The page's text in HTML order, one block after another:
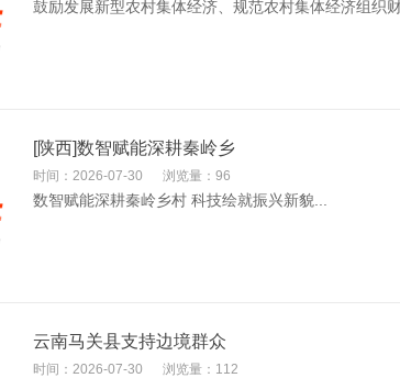
鼓励发展新型农村集体经济、规范农村集体经济组织
[陕西]数智赋能深耕秦岭乡
时间：2026-07-30 浏览量：96
数智赋能深耕秦岭乡村 科技绘就振兴新貌...
云南马关县支持边境群众
时间：2026-07-30 浏览量：112